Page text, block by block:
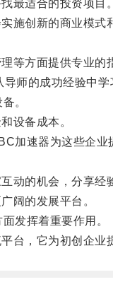
适合的投资项目。
创新的商业模式
方面提供专业的
的成功经验中学
。
设备成本。
速器为这些企业
的机会，分享经
阔的发展平台。
发挥着重要作用。
，它为初创企业